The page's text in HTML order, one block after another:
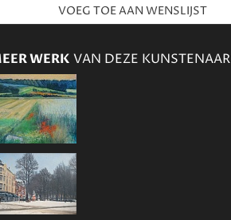
WERK VAN DEZE KUNSTENAAR